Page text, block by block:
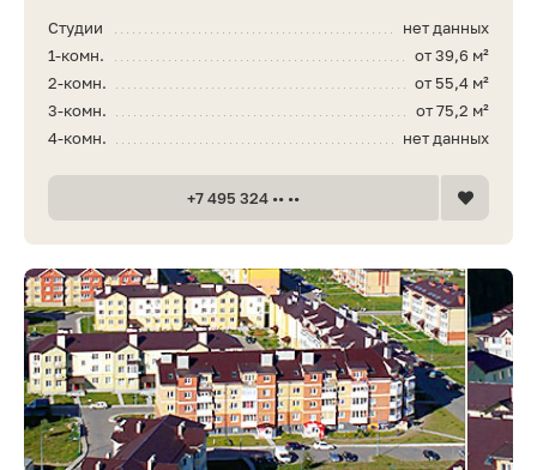
нет данных
Студии
от 39,6 м²
1-комн.
от 55,4 м²
2-комн.
от 75,2 м²
3-комн.
нет данных
4-комн.
+7 495 324 •• ••